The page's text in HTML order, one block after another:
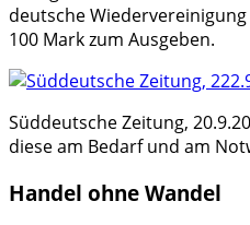
deutsche
100 Mark zum Ausgeben.
Süddeutsche Zeitung,
diese am Bedarf und am
Handel ohne Wandel